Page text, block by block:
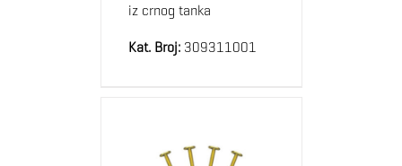
iz crnog tanka
Kat. Broj:309311001